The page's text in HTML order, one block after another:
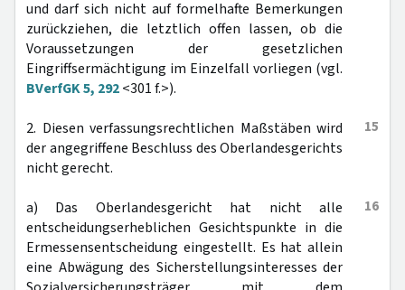
und darf sich nicht auf formelhafte Bemerkungen
zurückziehen, die letztlich offen lassen, ob die
Voraussetzungen der gesetzlichen
Eingriffsermächtigung im Einzelfall vorliegen (vgl.
BVerfGK 5, 292<301 f.>).
15
2. Diesen verfassungsrechtlichen Maßstäben wird
der angegriffene Beschluss des Oberlandesgerichts
nicht gerecht.
16
a) Das Oberlandesgericht hat nicht alle
entscheidungserheblichen Gesichtspunkte in die
Ermessensentscheidung eingestellt. Es hat allein
eine Abwägung des Sicherstellungsinteresses der